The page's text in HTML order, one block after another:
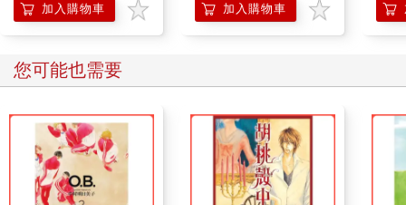
加入購物車 加入購物車
您可能也需要